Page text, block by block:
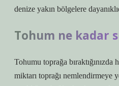
denize yakın bölgelere
Tohum ne kadar
Tohumu toprağa
miktarı toprağı nemlendirmeye